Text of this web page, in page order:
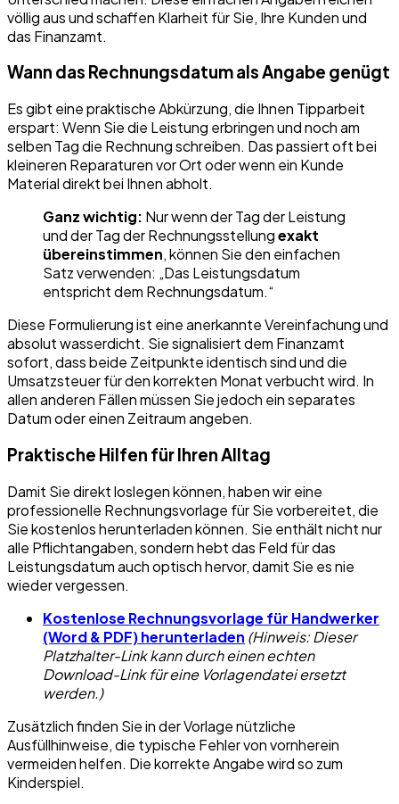
völlig aus und schaffen Klarheit für Sie, Ihre Kunden und
das Finanzamt.
Wann das Rechnungsdatum als Angabe genügt
Es gibt eine praktische Abkürzung, die Ihnen Tipparbeit
erspart: Wenn Sie die Leistung erbringen und noch am
selben Tag die Rechnung schreiben. Das passiert oft bei
kleineren Reparaturen vor Ort oder wenn ein Kunde
Material direkt bei Ihnen abholt.
Ganz wichtig: Nur wenn der Tag der Leistung
und der Tag der Rechnungsstellungexakt
übereinstimmen, können Sie den einfachen
Satz verwenden: „Das Leistungsdatum
entspricht dem Rechnungsdatum.“
Diese Formulierung ist eine anerkannte Vereinfachung und
absolut wasserdicht. Sie signalisiert dem Finanzamt
sofort, dass beide Zeitpunkte identisch sind und die
Umsatzsteuer für den korrekten Monat verbucht wird. In
allen anderen Fällen müssen Sie jedoch ein separates
Datum oder einen Zeitraum angeben.
Praktische Hilfen für Ihren Alltag
Damit Sie direkt loslegen können, haben wir eine
professionelle Rechnungsvorlage für Sie vorbereitet, die
Sie kostenlos herunterladen können. Sie enthält nicht nur
alle Pflichtangaben, sondern hebt das Feld für das
Leistungsdatum auch optisch hervor, damit Sie es nie
wieder vergessen.
Kostenlose Rechnungsvorlage für Handwerker
(Word & PDF) herunterladen (Hinweis: Dieser
Platzhalter-Link kann durch einen echten
Download-Link für eine Vorlagendatei ersetzt
werden.)
Zusätzlich finden Sie in der Vorlage nützliche
Ausfüllhinweise, die typische Fehler von vornherein
vermeiden helfen. Die korrekte Angabe wird so zum
Kinderspiel.